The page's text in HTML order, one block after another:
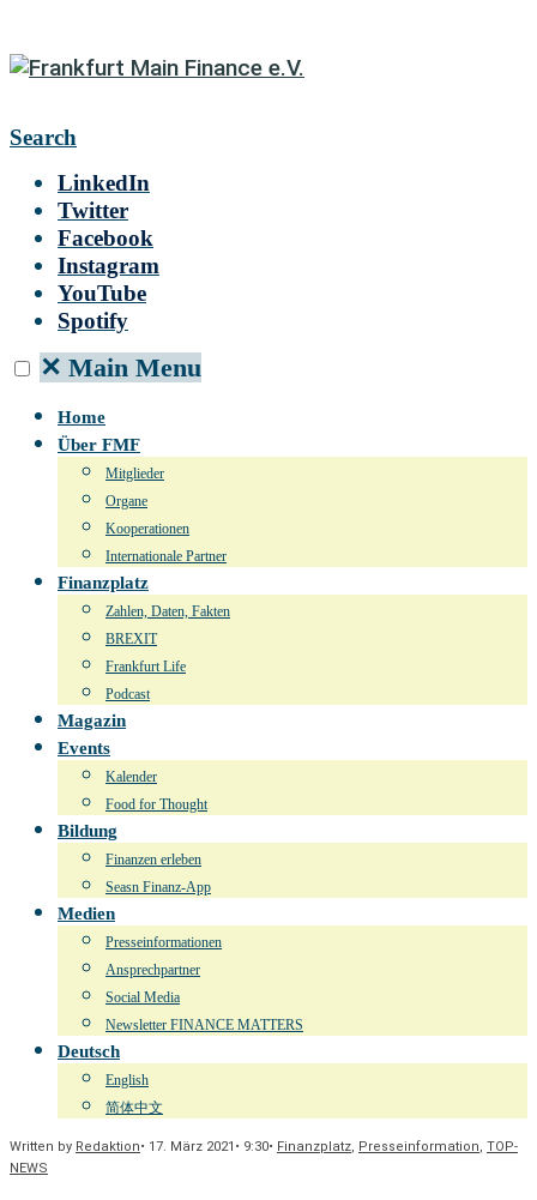
Search
LinkedIn
Twitter
Facebook
Instagram
YouTube
Spotify
✕ Main Menu
Home
Über FMF
Mitglieder
Organe
Kooperationen
Internationale Partner
Finanzplatz
Zahlen, Daten, Fakten
BREXIT
Frankfurt Life
Podcast
Magazin
Events
Kalender
Food for Thought
Bildung
Finanzen erleben
Seasn Finanz-App
Medien
Presseinformationen
Ansprechpartner
Social Media
Newsletter FINANCE MATTERS
Deutsch
English
简体中文
Written by Redaktion• 17. März 2021 • 9:30• Finanzplatz, Presseinformation, TOP-
NEWS